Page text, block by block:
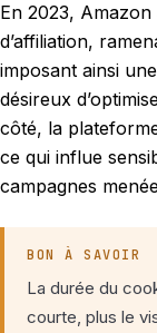
En 2023,
d’affiliation,
imposant ainsi
désireux
côté, la
ce qui influe
campagnes
BON À SAVOIR
La durée du
courte, plus le